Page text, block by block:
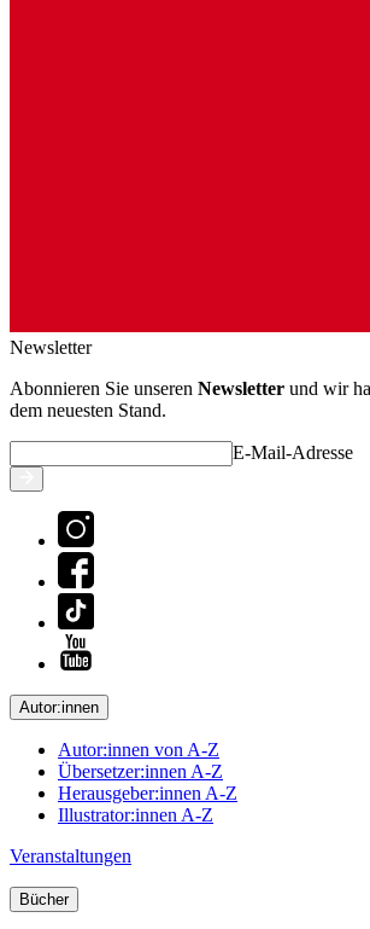
Newsletter
Abonnieren Sie unseren Newsletter und wir
dem neuesten Stand.
E-Mail-Adresse
Autor:innen
Autor:innen von A-Z
Übersetzer:innen A-Z
Herausgeber:innen A-Z
Illustrator:innen A-Z
Veranstaltungen
Bücher